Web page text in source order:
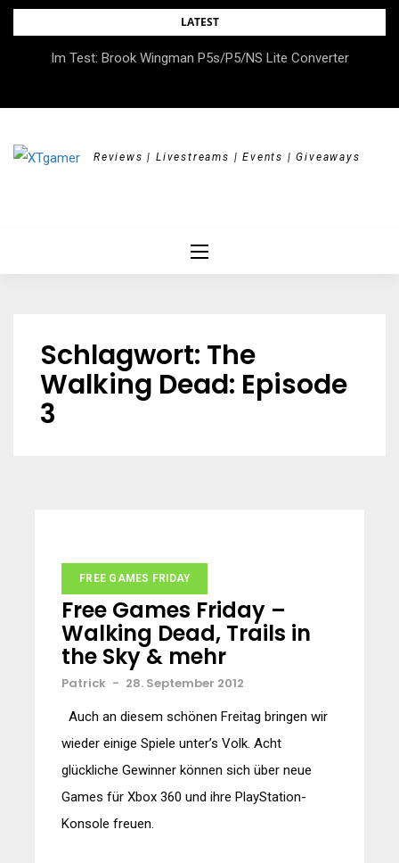
Skip
LATEST
Im Test: Brook Wingman P5s/P5/NS Lite Converter
DOK.fest München 2026 – Empowered, HerStory, Beyond
Reviews | Livestreams | Events | Giveaways
Schlagwort: The
Walking Dead: Episode
3
FREE GAMES FRIDAY
Free Games Friday –
Walking Dead, Trails in
the Sky & mehr
Patrick - 28. September 2012
Auch an diesem schönen Freitag bringen wir
wieder einige Spiele unter’s Volk. Acht
glückliche Gewinner können sich über neue
Games für Xbox 360 und ihre PlayStation-
Konsole freuen.